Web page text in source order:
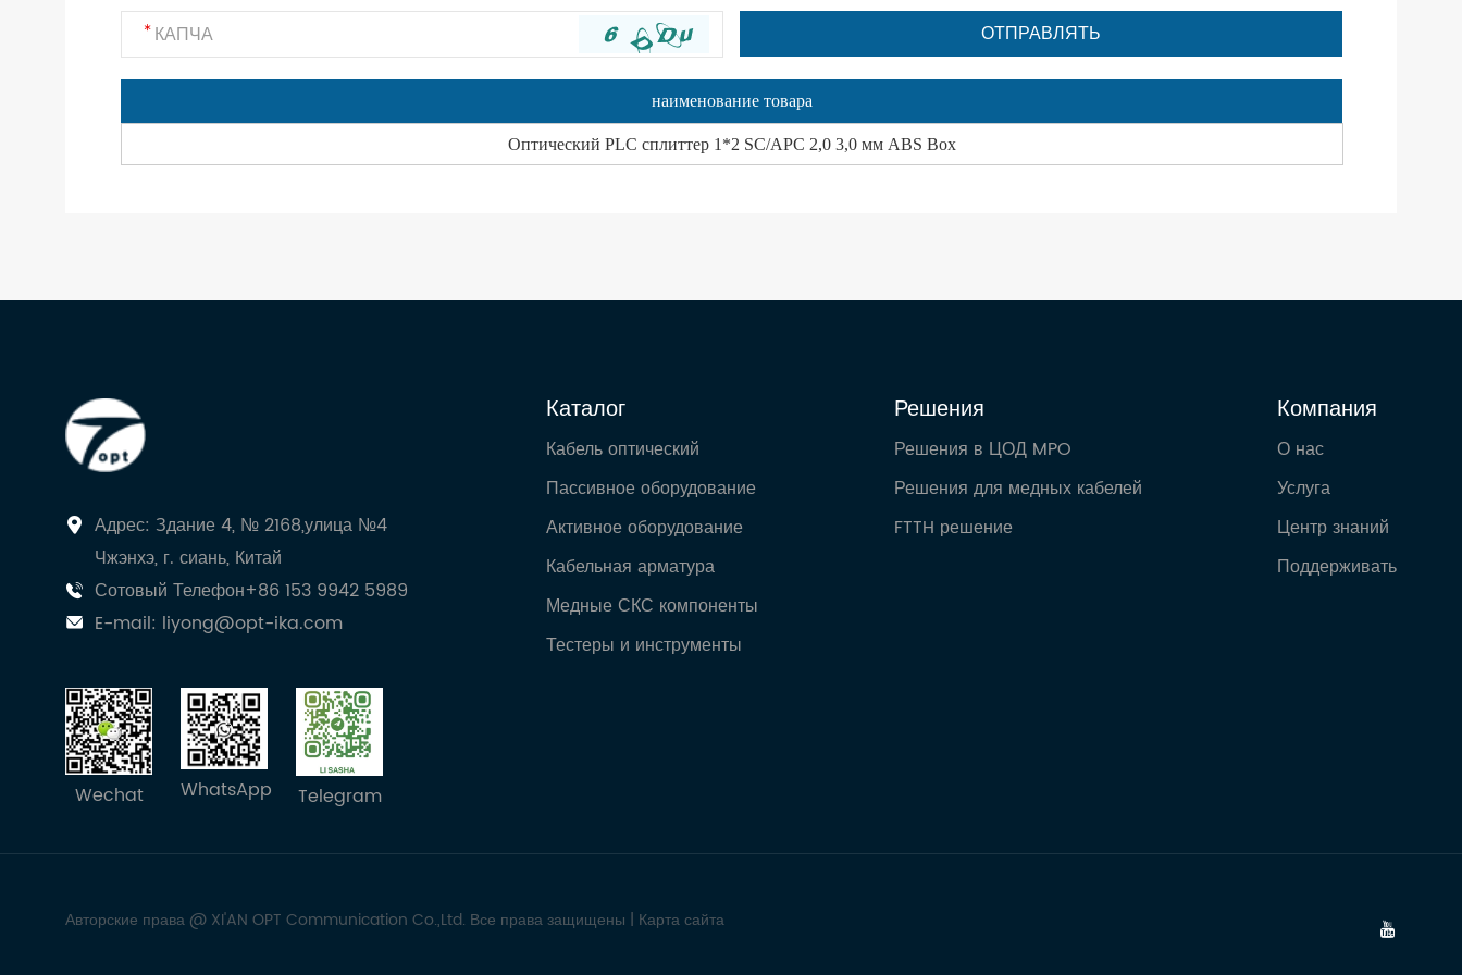
наименование товара
Оптический PLC сплиттер 1*2 SC/APC 2,0 3,0 мм ABS Box
Адрес: Здание 4, № 2168,улица №4
Чжэнхэ, г. сиань, Китай
Сотовый Телефон+86 153 9942 5989
E-mail: liyong@opt-ika.com
Wechat WhatsApp Telegram
Каталог
Кабель оптический
Пассивное оборудование
Активное оборудование
Кабельная арматура
Медные СКС компоненты
Тестеры и инструменты
Решения
Решения в ЦОД MPO
Решения для медных кабелей
FTTH решение
Компания
О нас
Услуга
Центр знаний
Поддерживать
Авторские права @ XI'AN OPT Communication Co.,Ltd. Все права защищены | Карта сайта